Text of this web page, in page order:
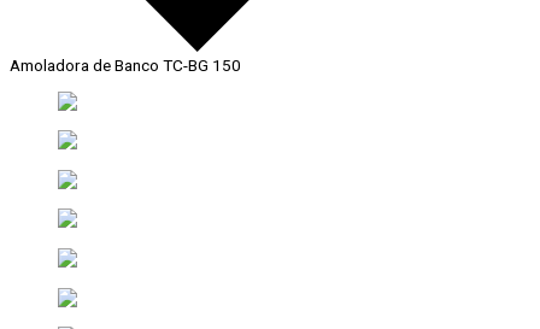
Amoladora de Banco TC-BG 150